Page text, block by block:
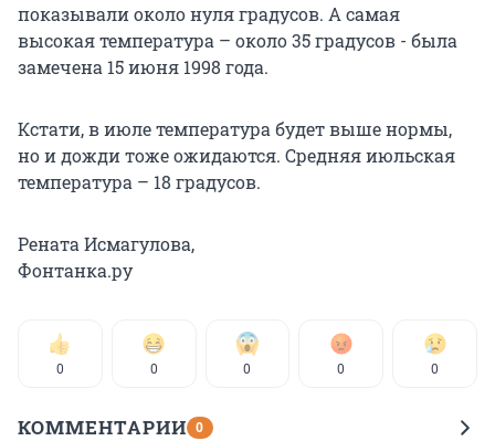
показывали около нуля градусов. А самая
высокая температура – около 35 градусов - была
замечена 15 июня 1998 года.
Кстати, в июле температура будет выше нормы,
но и дожди тоже ожидаются. Средняя июльская
температура – 18 градусов.
Рената Исмагулова,
Фонтанка.ру
0 0 0 0 0
КОММЕНТАРИИ 0